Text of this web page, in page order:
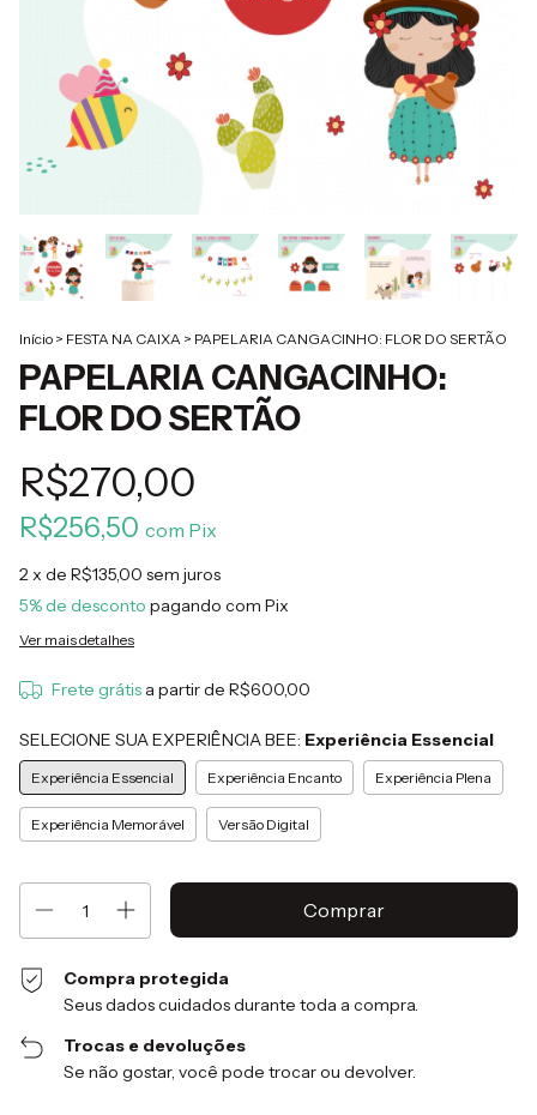
Início > FESTA NA CAIXA > PAPELARIA CANGACINHO: FLOR DO SERTÃO
PAPELARIA CANGACINHO:
FLOR DO SERTÃO
R$270,00
R$256,50 com Pix
2x de R$135,00 sem juros
5% de desconto pagando com Pix
Ver mais detalhes
Frete grátis a partir de R$600,00
SELECIONE SUA EXPERIÊNCIA BEE: Experiência Essencial
Experiência Essencial Experiência Encanto Experiência Plena
Experiência Memorável Versão Digital
Compra protegida
Seus dados cuidados durante toda a compra.
Trocas e devoluções
Se não gostar, você pode trocar ou devolver.